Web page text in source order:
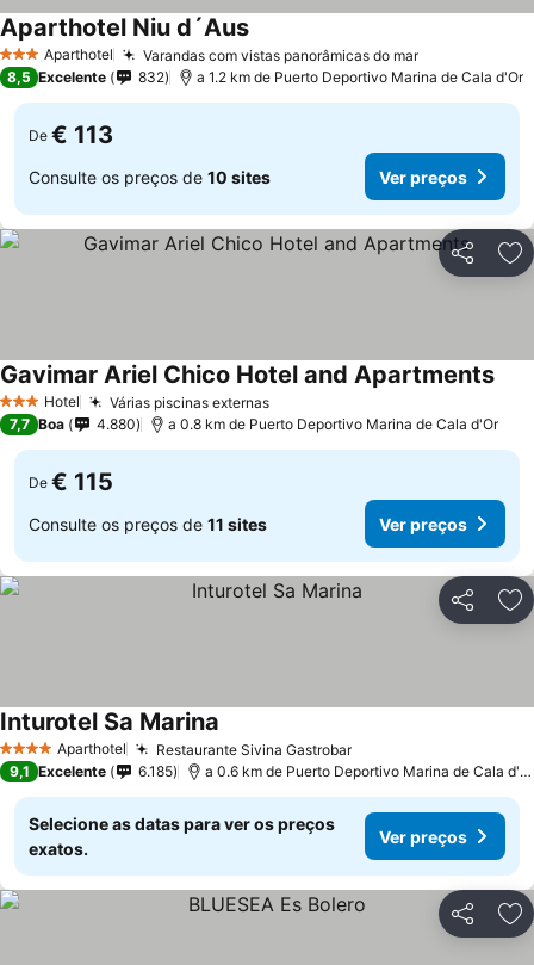
3 EstrelasAparthotel Varandas com vistas panorâmicas do mar
Aparthotel Niu d´Aus
8,5 Excelente 832 a 1.2 km de Puerto Deportivo Marina de Cala d'Or
De € 113
Consulte os preços de 10 sites Ver preços
Partilhar
3 EstrelasHotel Várias piscinas externas
Gavimar Ariel Chico Hotel and Apartments
7,7 Boa 4.880 a 0.8 km de Puerto Deportivo Marina de Cala d'Or
De € 115
Consulte os preços de 11 sites Ver preços
Partilhar
4 EstrelasAparthotel Restaurante Sivina Gastrobar
Inturotel Sa Marina
9,1 Excelente 6.185 a 0.6 km de Puerto Deportivo Marina de Cala d'Or
Selecione as datas para ver os preços
exatos.
Ver preços
Partilhar